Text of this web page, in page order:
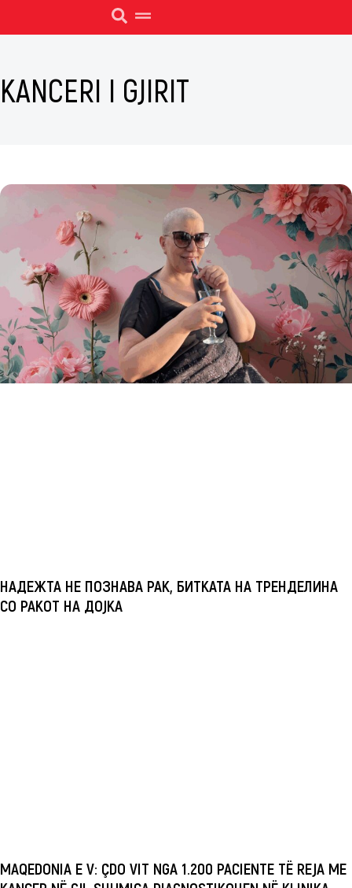
KANCERI I GJIRIT
НАДЕЖТА НЕ ПОЗНАВА РАК, БИТКАТА НА ТРЕНДЕЛИНА
СО РАКОТ НА ДОЈКА
MAQEDONIA E V: ÇDO VIT NGA 1.200 PACIENTE TË REJA ME